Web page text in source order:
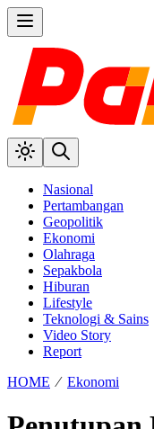
Nasional
Pertambangan
Geopolitik
Ekonomi
Olahraga
Sepakbola
Hiburan
Lifestyle
Teknologi & Sains
Video Story
Report
HOME ⁄ Ekonomi